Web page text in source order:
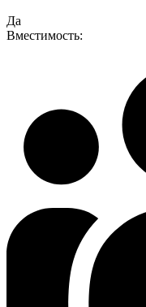
Да
Вместимость: